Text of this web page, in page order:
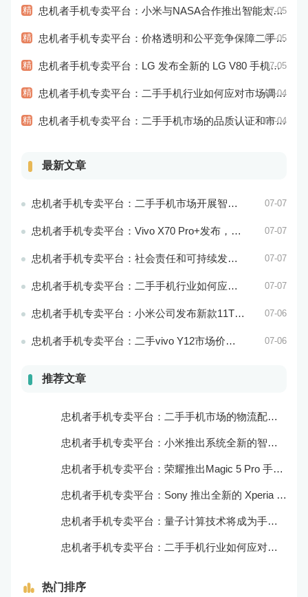
精 忠机者手机专卖平台：小米与NASA合作推出智能太空手表07-05
精 忠机者手机专卖平台：价格透明和公平竞争保障二手手机交易市场的稳定性和健康发展07-05
精 忠机者手机专卖平台：LG 发布全新的 LG V80 手机，支持 5G 网络07-05
精 忠机者手机专卖平台：二手手机行业如何应对市场调整的变动07-04
精 忠机者手机专卖平台：二手手机市场的品质认证和市场溯源07-04
最新文章
忠机者手机专卖平台：二手手机市场开展智能化运营，优化市场流程和效率 07-07
忠机者手机专卖平台：Vivo X70 Pro+发布，搭载超强的拍照能力和高效的处理器 07-07
忠机者手机专卖平台：社会责任和可持续发展是二手手机行业发展的关键 07-07
忠机者手机专卖平台：二手手机行业如何应对环境保护的责任 07-07
忠机者手机专卖平台：小米公司发布新款11T Pro手机，搭载120W快充技术 07-06
忠机者手机专卖平台：二手vivo Y12市场价格相对稳定 07-06
推荐文章
忠机者手机专卖平台：二手手机市场的物流配送和出售方式
忠机者手机专卖平台：小米推出系统全新的智能厨房
忠机者手机专卖平台：荣耀推出Magic 5 Pro 手机，搭载麒麟9000处理器和5000万像素主摄像头
忠机者手机专卖平台：Sony 推出全新的 Xperia 1 III 手机，展现出卓越的技术和品质
忠机者手机专卖平台：量子计算技术将成为手机行业的新的发展方向
忠机者手机专卖平台：二手手机行业如何应对生态系统的要求
热门排序